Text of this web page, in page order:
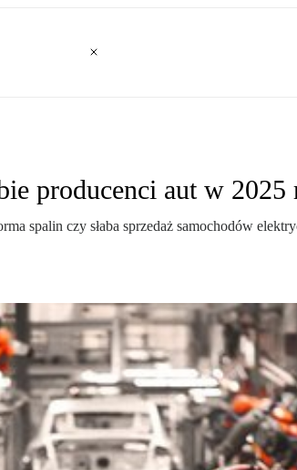
producenci aut w 2025
spalin czy słaba sprzedaż samochodów